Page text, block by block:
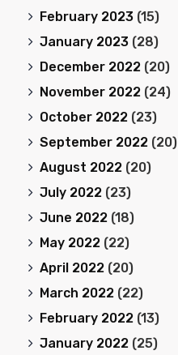
February 2023 (15)
January 2023 (28)
December 2022 (20)
November 2022 (24)
October 2022 (23)
September 2022 (20)
August 2022 (20)
July 2022 (23)
June 2022 (18)
May 2022 (22)
April 2022 (20)
March 2022 (22)
February 2022 (13)
January 2022 (25)